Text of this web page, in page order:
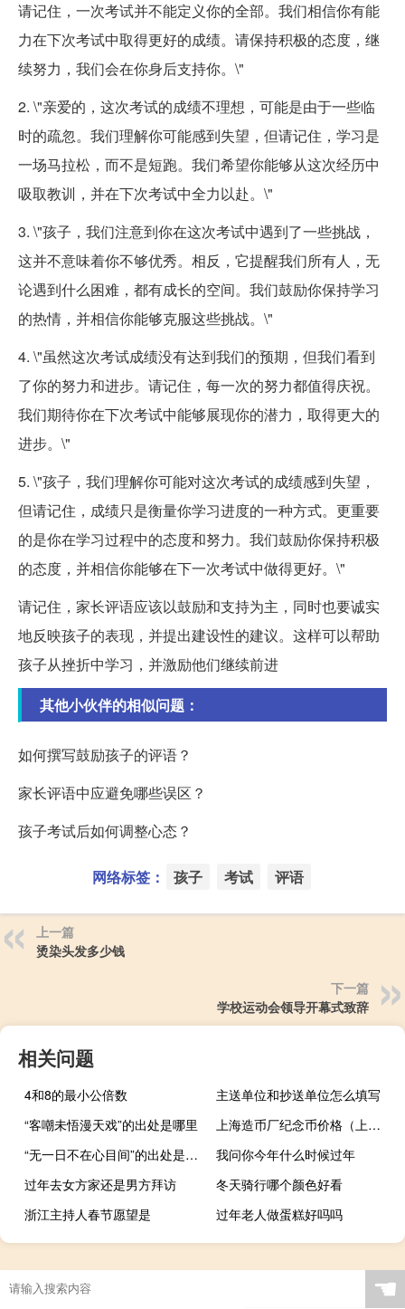
请记住，一次考试并不能定义你的全部。我们相信你有能
力在下次考试中取得更好的成绩。请保持积极的态度，继
续努力，我们会在你身后支持你。\"
2. \"亲爱的，这次考试的成绩不理想，可能是由于一些临
时的疏忽。我们理解你可能感到失望，但请记住，学习是
一场马拉松，而不是短跑。我们希望你能够从这次经历中
吸取教训，并在下次考试中全力以赴。\"
3. \"孩子，我们注意到你在这次考试中遇到了一些挑战，
这并不意味着你不够优秀。相反，它提醒我们所有人，无
论遇到什么困难，都有成长的空间。我们鼓励你保持学习
的热情，并相信你能够克服这些挑战。\"
4. \"虽然这次考试成绩没有达到我们的预期，但我们看到
了你的努力和进步。请记住，每一次的努力都值得庆祝。
我们期待你在下次考试中能够展现你的潜力，取得更大的
进步。\"
5. \"孩子，我们理解你可能对这次考试的成绩感到失望，
但请记住，成绩只是衡量你学习进度的一种方式。更重要
的是你在学习过程中的态度和努力。我们鼓励你保持积极
的态度，并相信你能够在下一次考试中做得更好。\"
请记住，家长评语应该以鼓励和支持为主，同时也要诚实
地反映孩子的表现，并提出建设性的建议。这样可以帮助
孩子从挫折中学习，并激励他们继续前进
其他小伙伴的相似问题：
如何撰写鼓励孩子的评语？
家长评语中应避免哪些误区？
孩子考试后如何调整心态？
网络标签： 孩子 考试 评语
上一篇
烫染头发多少钱
下一篇
学校运动会领导开幕式致辞
相关问题
4和8的最小公倍数
主送单位和抄送单位怎么填写
“客嘲未悟漫天戏”的出处是哪里
上海造币厂纪念币价格（上海造币厂纪念币）
“无一日不在心目间”的出处是哪里
我问你今年什么时候过年
过年去女方家还是男方拜访
冬天骑行哪个颜色好看
浙江主持人春节愿望是
过年老人做蛋糕好吗吗
☚